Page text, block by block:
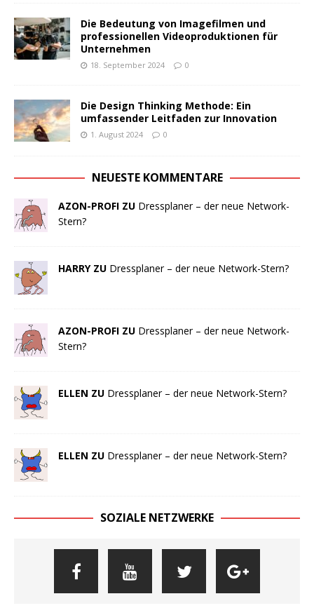
Die Bedeutung von Imagefilmen und
professionellen Videoproduktionen für
Unternehmen
18. September 2024 0
Die Design Thinking Methode: Ein
umfassender Leitfaden zur Innovation
1. August 2024 0
NEUESTE KOMMENTARE
AZON-PROFI ZU Dressplaner – der neue Network-
Stern?
HARRY ZU Dressplaner – der neue Network-Stern?
AZON-PROFI ZU Dressplaner – der neue Network-
Stern?
ELLEN ZU Dressplaner – der neue Network-Stern?
ELLEN ZU Dressplaner – der neue Network-Stern?
SOZIALE NETZWERKE